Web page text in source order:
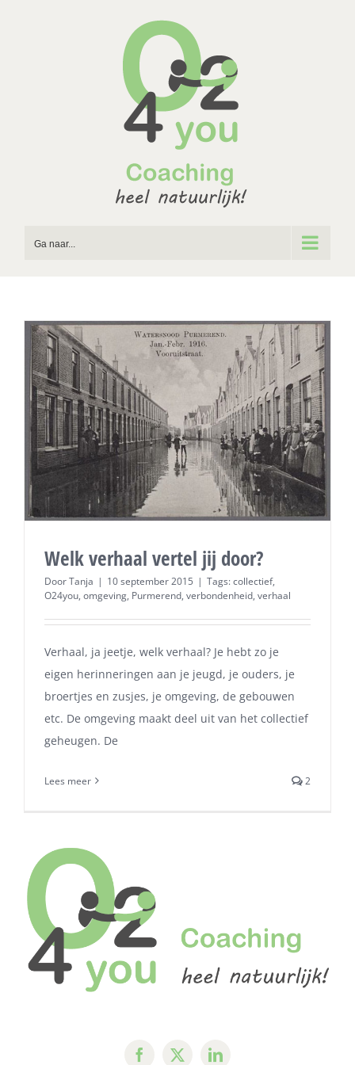
Ga naar...
Welk verhaal vertel jij door?
DoorTanja | 10 september 2015 | Tags:collectief,
O24you, omgeving, Purmerend, verbondenheid, verhaal
Verhaal, ja jeetje, welk verhaal? Je hebt zo je
eigen herinneringen aan je jeugd, je ouders, je
broertjes en zusjes, je omgeving, de gebouwen
etc. De omgeving maakt deel uit van het collectief
geheugen. De
Lees meer 2